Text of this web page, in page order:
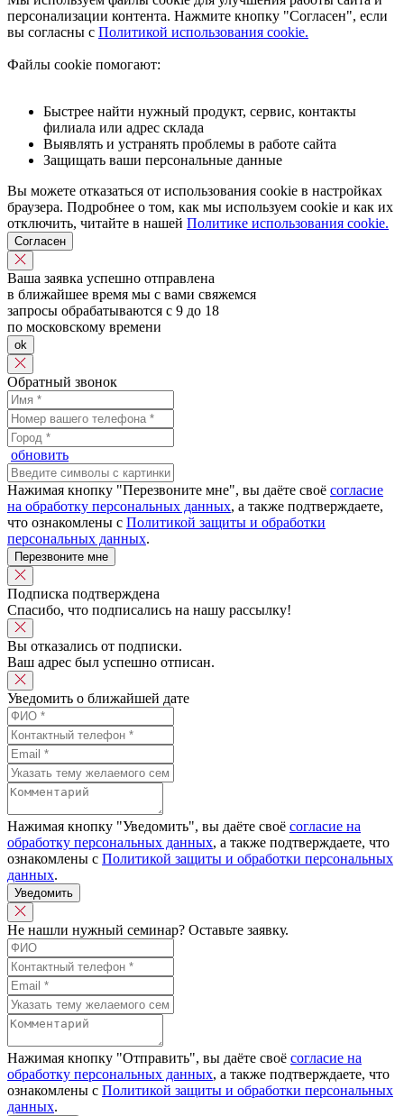
персонализации контента. Нажмите кнопку "Согласен", если
вы согласны с Политикой использования cookie.
Файлы cookie помогают:
Быстрее найти нужный продукт, сервис, контакты
филиала или адрес склада
Выявлять и устранять проблемы в работе сайта
Защищать ваши персональные данные
Вы можете отказаться от использования cookie в настройках
браузера. Подробнее о том, как мы используем cookie и как их
отключить, читайте в нашей Политике использования cookie.
Согласен
Ваша заявка успешно отправлена
в ближайшее время мы с вами свяжемся
запросы обрабатываются с 9 до 18
по московскому времени
ok
Обратный звонок
обновить
Нажимая кнопку "Перезвоните мне", вы даёте своё согласие
на обработку персональных данных, а также подтверждаете,
что ознакомлены с Политикой защиты и обработки
персональных данных.
Перезвоните мне
Подписка подтверждена
Спасибо, что подписались на нашу рассылку!
Вы отказались от подписки.
Ваш адрес был успешно отписан.
Уведомить о ближайшей дате
Нажимая кнопку "Уведомить", вы даёте своё согласие на
обработку персональных данных, а также подтверждаете, что
ознакомлены с Политикой защиты и обработки персональных
данных.
Уведомить
Не нашли нужный семинар? Оставьте заявку.
Нажимая кнопку "Отправить", вы даёте своё согласие на
обработку персональных данных, а также подтверждаете, что
ознакомлены с Политикой защиты и обработки персональных
данных.